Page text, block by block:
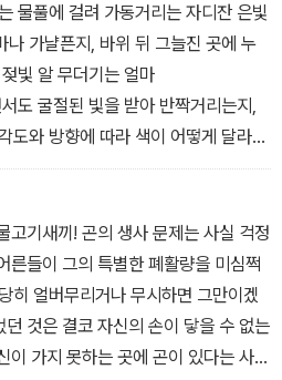
물풀에 걸려 가동거리는 자디잔 은빛
나 가냘픈지, 바위 뒤 그늘진 곳에 누
빛 알 무더기는 얼마
도 굴절된 빛을 받아 반짝거리는지,
도와 방향에 따라 색이 어떻게 달라지
얼마나 촉촉하고 부드러우며 점착
로 빨려들어 하나가 될 것만 같은지,
고기들과 자신이 서로의 살 한번 닿
로 영력 내지는 신앙에 가까운 몸짓
그 모든 이야기를 하려면 해류를 강
다.
고기새끼! 곤의 생사 문제는 사실 걱정
른들이 그의 특별한 폐활량을 미심쩍
히 얼버무리거나 무시하면 그만이겠
것은 결코 자신의 손이 닿을 수 없는
이 가지 못하는 곳에 곤이 있다는 사실